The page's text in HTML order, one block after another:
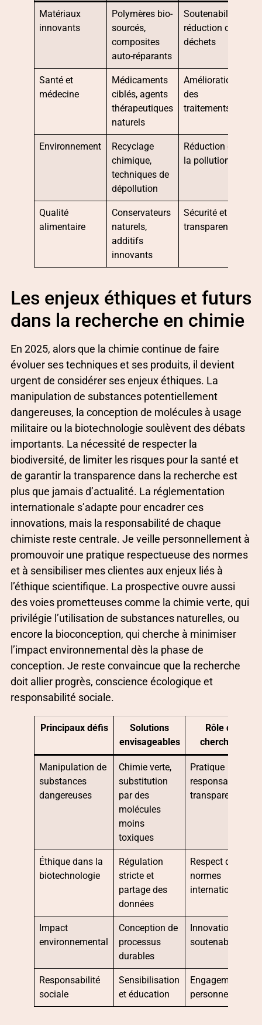
Matériaux
innovants
Polymères bio-
sourcés,
composites
auto-réparants
Soutenabilité,
réduction des
déchets
Santé et
médecine
Médicaments
ciblés, agents
thérapeutiques
naturels
Amélioration
des
traitements
Environnement
Recyclage
chimique,
techniques de
dépollution
Réduction de
la pollution
Qualité
alimentaire
Conservateurs
naturels,
additifs
innovants
Sécurité et
transparence
Les enjeux éthiques et futurs
dans la recherche en chimie
En 2025, alors que la chimie continue de faire
évoluer ses techniques et ses produits, il devient
urgent de considérer ses enjeux éthiques. La
manipulation de substances potentiellement
dangereuses, la conception de molécules à usage
militaire ou la biotechnologie soulèvent des débats
importants. La nécessité de respecter la
biodiversité, de limiter les risques pour la santé et
de garantir la transparence dans la recherche est
plus que jamais d’actualité. La réglementation
internationale s’adapte pour encadrer ces
innovations, mais la responsabilité de chaque
chimiste reste centrale. Je veille personnellement à
promouvoir une pratique respectueuse des normes
et à sensibiliser mes clientes aux enjeux liés à
l’éthique scientifique. La prospective ouvre aussi
des voies prometteuses comme la chimie verte, qui
privilégie l’utilisation de substances naturelles, ou
encore la bioconception, qui cherche à minimiser
l’impact environnemental dès la phase de
conception. Je reste convaincue que la recherche
doit allier progrès, conscience écologique et
responsabilité sociale.
Principaux défis
Solutions
envisageables
Rôle du
chercheur
Manipulation de
substances
dangereuses
Chimie verte,
substitution
par des
molécules
moins
toxiques
Pratique
responsable,
transparence
Éthique dans la
biotechnologie
Régulation
stricte et
partage des
données
Respect des
normes
internationales
Impact
environnemental
Conception de
processus
durables
Innovation
soutenable
Responsabilité
sociale
Sensibilisation
et éducation
Engagement
personnel